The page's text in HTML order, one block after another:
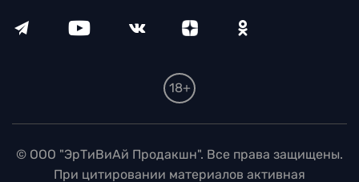
18+
© ООО "ЭрТиВиАй Продакшн". Все права защищены.
При цитировании материалов активная